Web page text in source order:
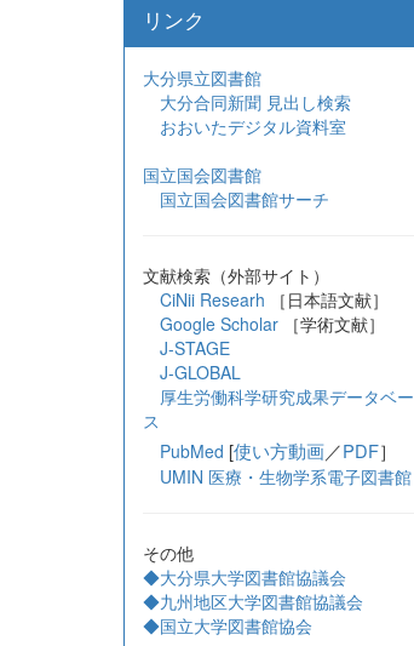
リンク
大分県立図書館
大分合同新聞 見出し検索
おおいたデジタル資料室
国立国会図書館
国立国会図書館サーチ
文献検索（外部サイト）
CiNii Researh ［日本語文献］
Google Scholar
［学術文献］
J-STAGE
J-GLOBAL
厚生労働科学研究成果データベー
ス
PubMed [使い方動画／PDF］
UMIN 医療・生物学系電子図書館
その他
◆大分県大学図書館協議会
◆九州地区大学図書館協議会
◆国立大学図書館協会